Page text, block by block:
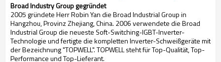
Broad Industry Group gegründet
2005 gründete Herr Robin Yan die Broad Industrial Group in
Hangzhou, Provinz Zhejiang, China. 2006 verwendete die Broad
Industrial Group die neueste Soft-Switching-IGBT-Inverter-
Technologie und fertigte die kompletten Inverter-Schweißgeräte mit
der Bezeichnung "TOPWELL".TOPWELL steht für Top-Qualität, Top-
Performance und Top-Lieferant.